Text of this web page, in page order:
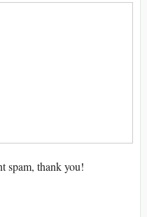
spam, thank you!